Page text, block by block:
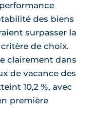
des biens
surpasser la
de choix.
clairement dans
de vacance des
10,2 %, avec
première